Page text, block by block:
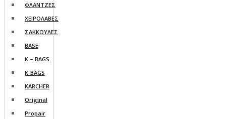
ΦΛΑΝΤΖΕΣ
ΧΕΙΡΟΛΑΒΕΣ
ΣΑΚΚΟΥΛΕΣ
BASE
K – BAGS
K-BAGS
KARCHER
Original
Propair